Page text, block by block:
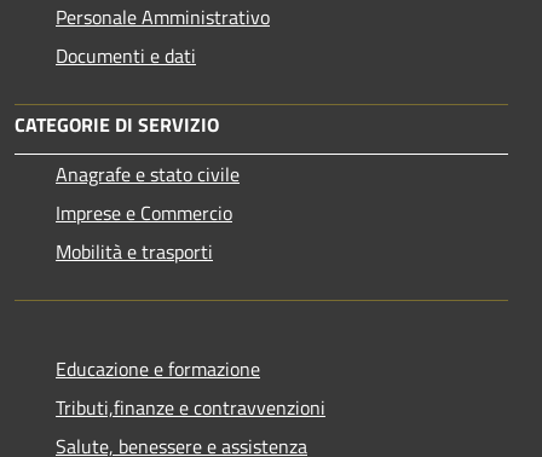
Personale Amministrativo
Documenti e dati
CATEGORIE DI SERVIZIO
Anagrafe e stato civile
Imprese e Commercio
Mobilità e trasporti
Educazione e formazione
Tributi,finanze e contravvenzioni
Salute, benessere e assistenza